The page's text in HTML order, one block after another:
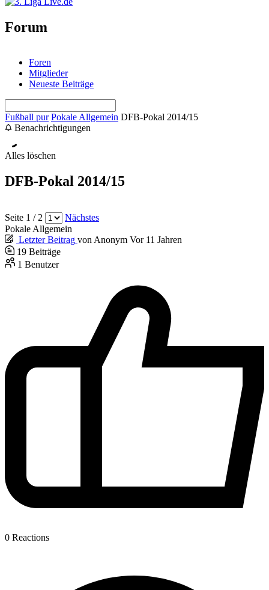
Forum
Foren
Mitglieder
Neueste Beiträge
Fußball pur Pokale Allgemein DFB-Pokal 2014/15
Benachrichtigungen
Alles löschen
DFB-Pokal 2014/15
Seite 1 / 2
Nächstes
Pokale Allgemein
Letzter Beitrag von Anonym Vor 11 Jahren
19 Beiträge
1 Benutzer
0 Reactions